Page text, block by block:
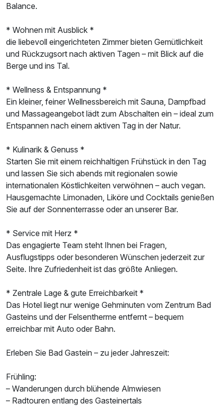
Ausstattung
Balance.
* Wohnen mit Ausblick *
die liebevoll eingerichteten Zimmer bieten Gemütlichkeit
und Rückzugsort nach aktiven Tagen – mit Blick auf die
Berge und ins Tal.
* Wellness & Entspannung *
Ein kleiner, feiner Wellnessbereich mit Sauna, Dampfbad
und Massageangebot lädt zum Abschalten ein – ideal zum
Entspannen nach einem aktiven Tag in der Natur.
* Kulinarik & Genuss *
Starten Sie mit einem reichhaltigen Frühstück in den Tag
und lassen Sie sich abends mit regionalen sowie
internationalen Köstlichkeiten verwöhnen – auch vegan.
Hausgemachte Limonaden, Liköre und Cocktails genießen
Sie auf der Sonnenterrasse oder an unserer Bar.
* Service mit Herz *
Das engagierte Team steht Ihnen bei Fragen,
Ausflugstipps oder besonderen Wünschen jederzeit zur
Seite. Ihre Zufriedenheit ist das größte Anliegen.
* Zentrale Lage & gute Erreichbarkeit *
Das Hotel liegt nur wenige Gehminuten vom Zentrum Bad
Gasteins und der Felsentherme entfernt – bequem
erreichbar mit Auto oder Bahn.
Erleben Sie Bad Gastein – zu jeder Jahreszeit:
Frühling:
– Wanderungen durch blühende Almwiesen
– Radtouren entlang des Gasteinertals